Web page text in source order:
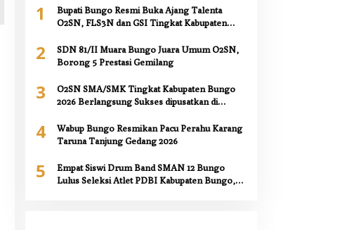
1
Bupati Bungo Resmi Buka Ajang Talenta
O2SN, FLS3N dan GSI Tingkat Kabupaten
2
SDN 81/II Muara Bungo Juara Umum O2SN,
Borong 5 Prestasi Gemilang
3
O2SN SMA/SMK Tingkat Kabupaten Bungo
2026 Berlangsung Sukses dipusatkan di
4
Wabup Bungo Resmikan Pacu Perahu Karang
Taruna Tanjung Gedang 2026
5
Empat Siswi Drum Band SMAN 12 Bungo
Lulus Seleksi Atlet PDBI Kabupaten Bungo,